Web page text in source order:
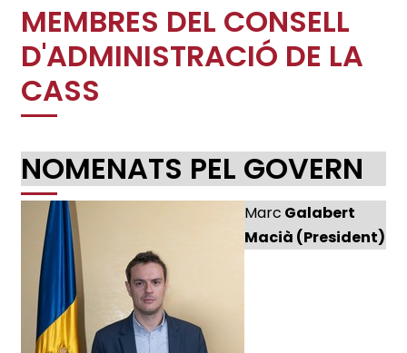
MEMBRES DEL CONSELL
D'ADMINISTRACIÓ DE LA
CASS
NOMENATS PEL GOVERN
Marc Galabert
Macià (President)